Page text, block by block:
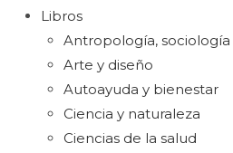
Libros
Antropología,
Arte y diseño
Autoayuda y bienestar
Ciencia y naturaleza
Ciencias de la salud